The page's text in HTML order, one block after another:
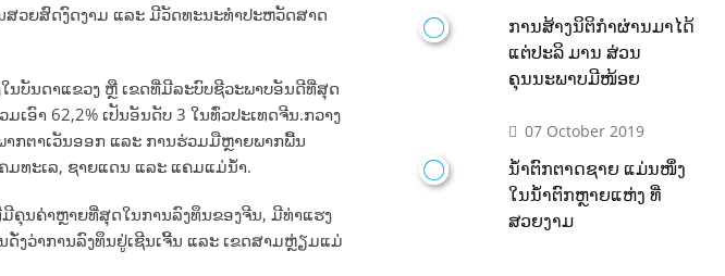
ສວຍສົດງົດງາມ ແລະ ມີວັດທະນະທຳປະຫວັດສາດ
ນບັນດາແຂວງ ຫຼື ເຂດທີ່ມີລະບົບຊີວະພາບອັນດີທີ່ສຸດ
ອົາ 62,2% ເປັນອັນດັບ 3 ໃນທົ່ວປະເທດຈີນ.ກວາງ
າກຕາເວັນອອກ ແລະ ການຮ່ວມມືຫຼາຍພາກພື້ນ
ມທະເລ, ຊາຍແດນ ແລະ ແຄມແມ່ນ້ຳ.
ຄຸນຄ່າຫຼາຍທີ່ສຸດໃນການລົງທຶນຂອງຈີນ, ມີທ່າແຮງ
ງວ່າການລົງທຶນຢູ່ເຊີນເຈີ້ນ ແລະ ເຂດສາມຫຼ່ຽມແມ່
ການສ້າງນິຕິກຳຜ່ານມາໄດ້
ແຕ່ປະລິ ມານ ສ່ວນ
ຄຸນນະພາບມີໜ້ອຍ
07 October 2019
ນໍ້າຕົກຕາດຊາຍ ແມ່ນໜຶ່ງ
ໃນນໍ້າຕົກຫຼາຍແຫ່ງ ທີ່
ສວຍງາມ